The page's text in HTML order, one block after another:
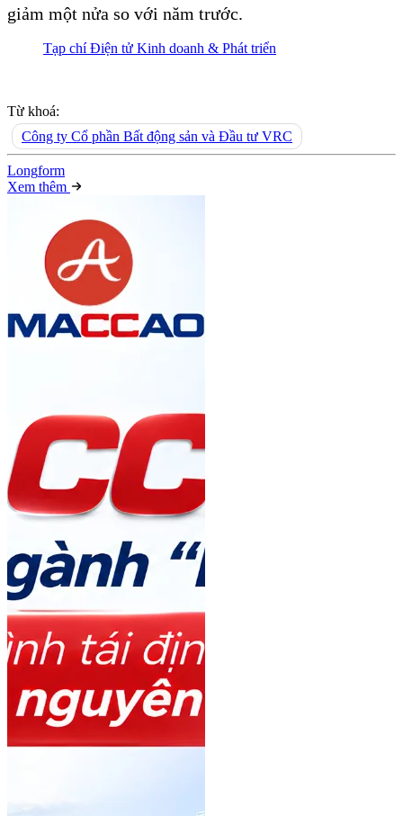
giảm một nửa so với năm trước.
Tạp chí Điện tử Kinh doanh & Phát triển
Từ khoá:
Công ty Cổ phần Bất động sản và Đầu tư VRC
Longform
Xem thêm